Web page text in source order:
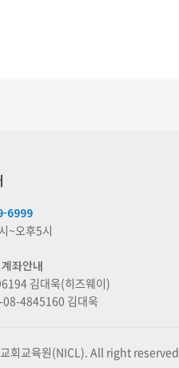
6999
~오후5시
좌안내
김대욱(히즈웨이)
4845160 김대욱
회교육원(NICL). All right reserved.